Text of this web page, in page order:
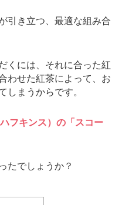
引き立つ、最適な組み合
くには、それに合った紅
わせた紅茶によって、お
しまうからです。
フキンス）の「スコー
たでしょうか？